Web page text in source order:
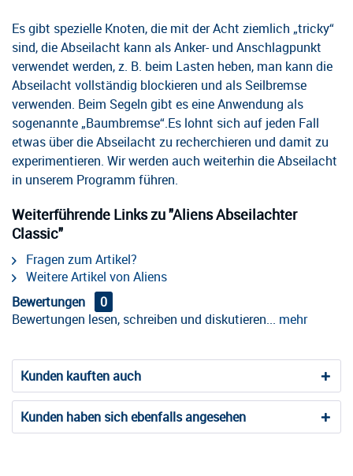
Es gibt spezielle Knoten, die mit der Acht ziemlich „tricky“
sind, die Abseilacht kann als Anker- und Anschlagpunkt
verwendet werden, z. B. beim Lasten heben, man kann die
Abseilacht vollständig blockieren und als Seilbremse
verwenden. Beim Segeln gibt es eine Anwendung als
sogenannte „Baumbremse“.Es lohnt sich auf jeden Fall
etwas über die Abseilacht zu recherchieren und damit zu
experimentieren. Wir werden auch weiterhin die Abseilacht
in unserem Programm führen.
Weiterführende Links zu "Aliens Abseilachter
Classic"
Fragen zum Artikel?
Weitere Artikel von Aliens
Bewertungen
0
Bewertungen lesen, schreiben und diskutieren... mehr
Kunden kauften auch
Kunden haben sich ebenfalls angesehen